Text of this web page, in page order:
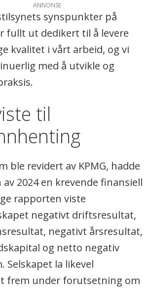
ANNONSE
synspunkter på
fullt ut dedikert til å levere
kvalitet i vårt arbeid, og vi
med å utvikle og
til
ble revidert av KPMG, hadde
2024 en krevende finansiell
rapporten viste
negativt driftsresultat,
negativt årsresultat,
og netto negativ
Selskapet la likevel
frem under forutsetning om